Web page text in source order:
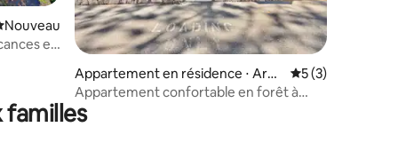
: 4,79 sur 5
hébergement
Nouveau
en
Appartement en résidence ⋅ Arno
ld
Évaluation
5 (3)
Appartement confortable en forêt à
Arnold avec 2 chambres et patio
familles